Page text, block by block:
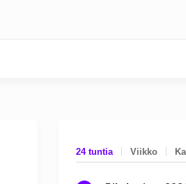
24 tuntia Viikko